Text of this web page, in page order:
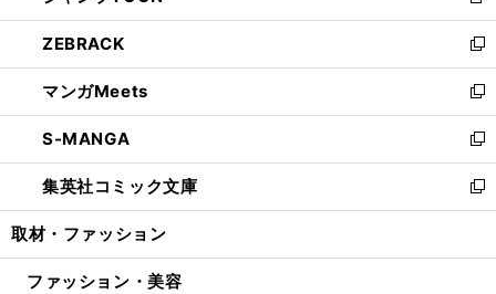
開
く
ウ
で
開
く
ン
ド
ウ
で
開
く
ウ
ィ
ン
ド
ウ
で
開
く
し
い
ウ
ィ
ン
ド
ウ
で
開
ZEBRACK
新
し
い
ウ
ィ
ン
ド
ウ
開
マンガMeets
新
し
い
ウ
ィ
ン
ウ
S-MANGA
新
し
い
ウ
ン
集英社コミック文庫
新
し
ウ
取材・ファッション
ファッション・美容